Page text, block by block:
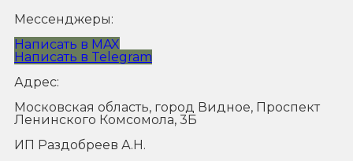
Мессенджеры:
Написать в MAX
Написать в Telegram
Адрес:
Московская область, город Видное, Проспект
Ленинского Комсомола, 3Б
ИП Раздобреев А.Н.